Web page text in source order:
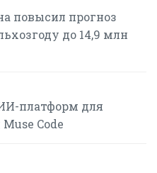
повысил прогноз
до 14,9 млн
платформ для
Code